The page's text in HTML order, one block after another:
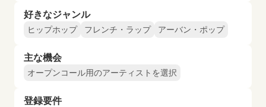
好きなジャンル
ヒップホップ フレンチ・ラップ アーバン・ポップ
主な機会
オープンコール用のアーティストを選択
登録要件